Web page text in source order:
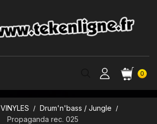
0
VINYLES
Drum'n'bass / Jungle
Propaganda rec. 025